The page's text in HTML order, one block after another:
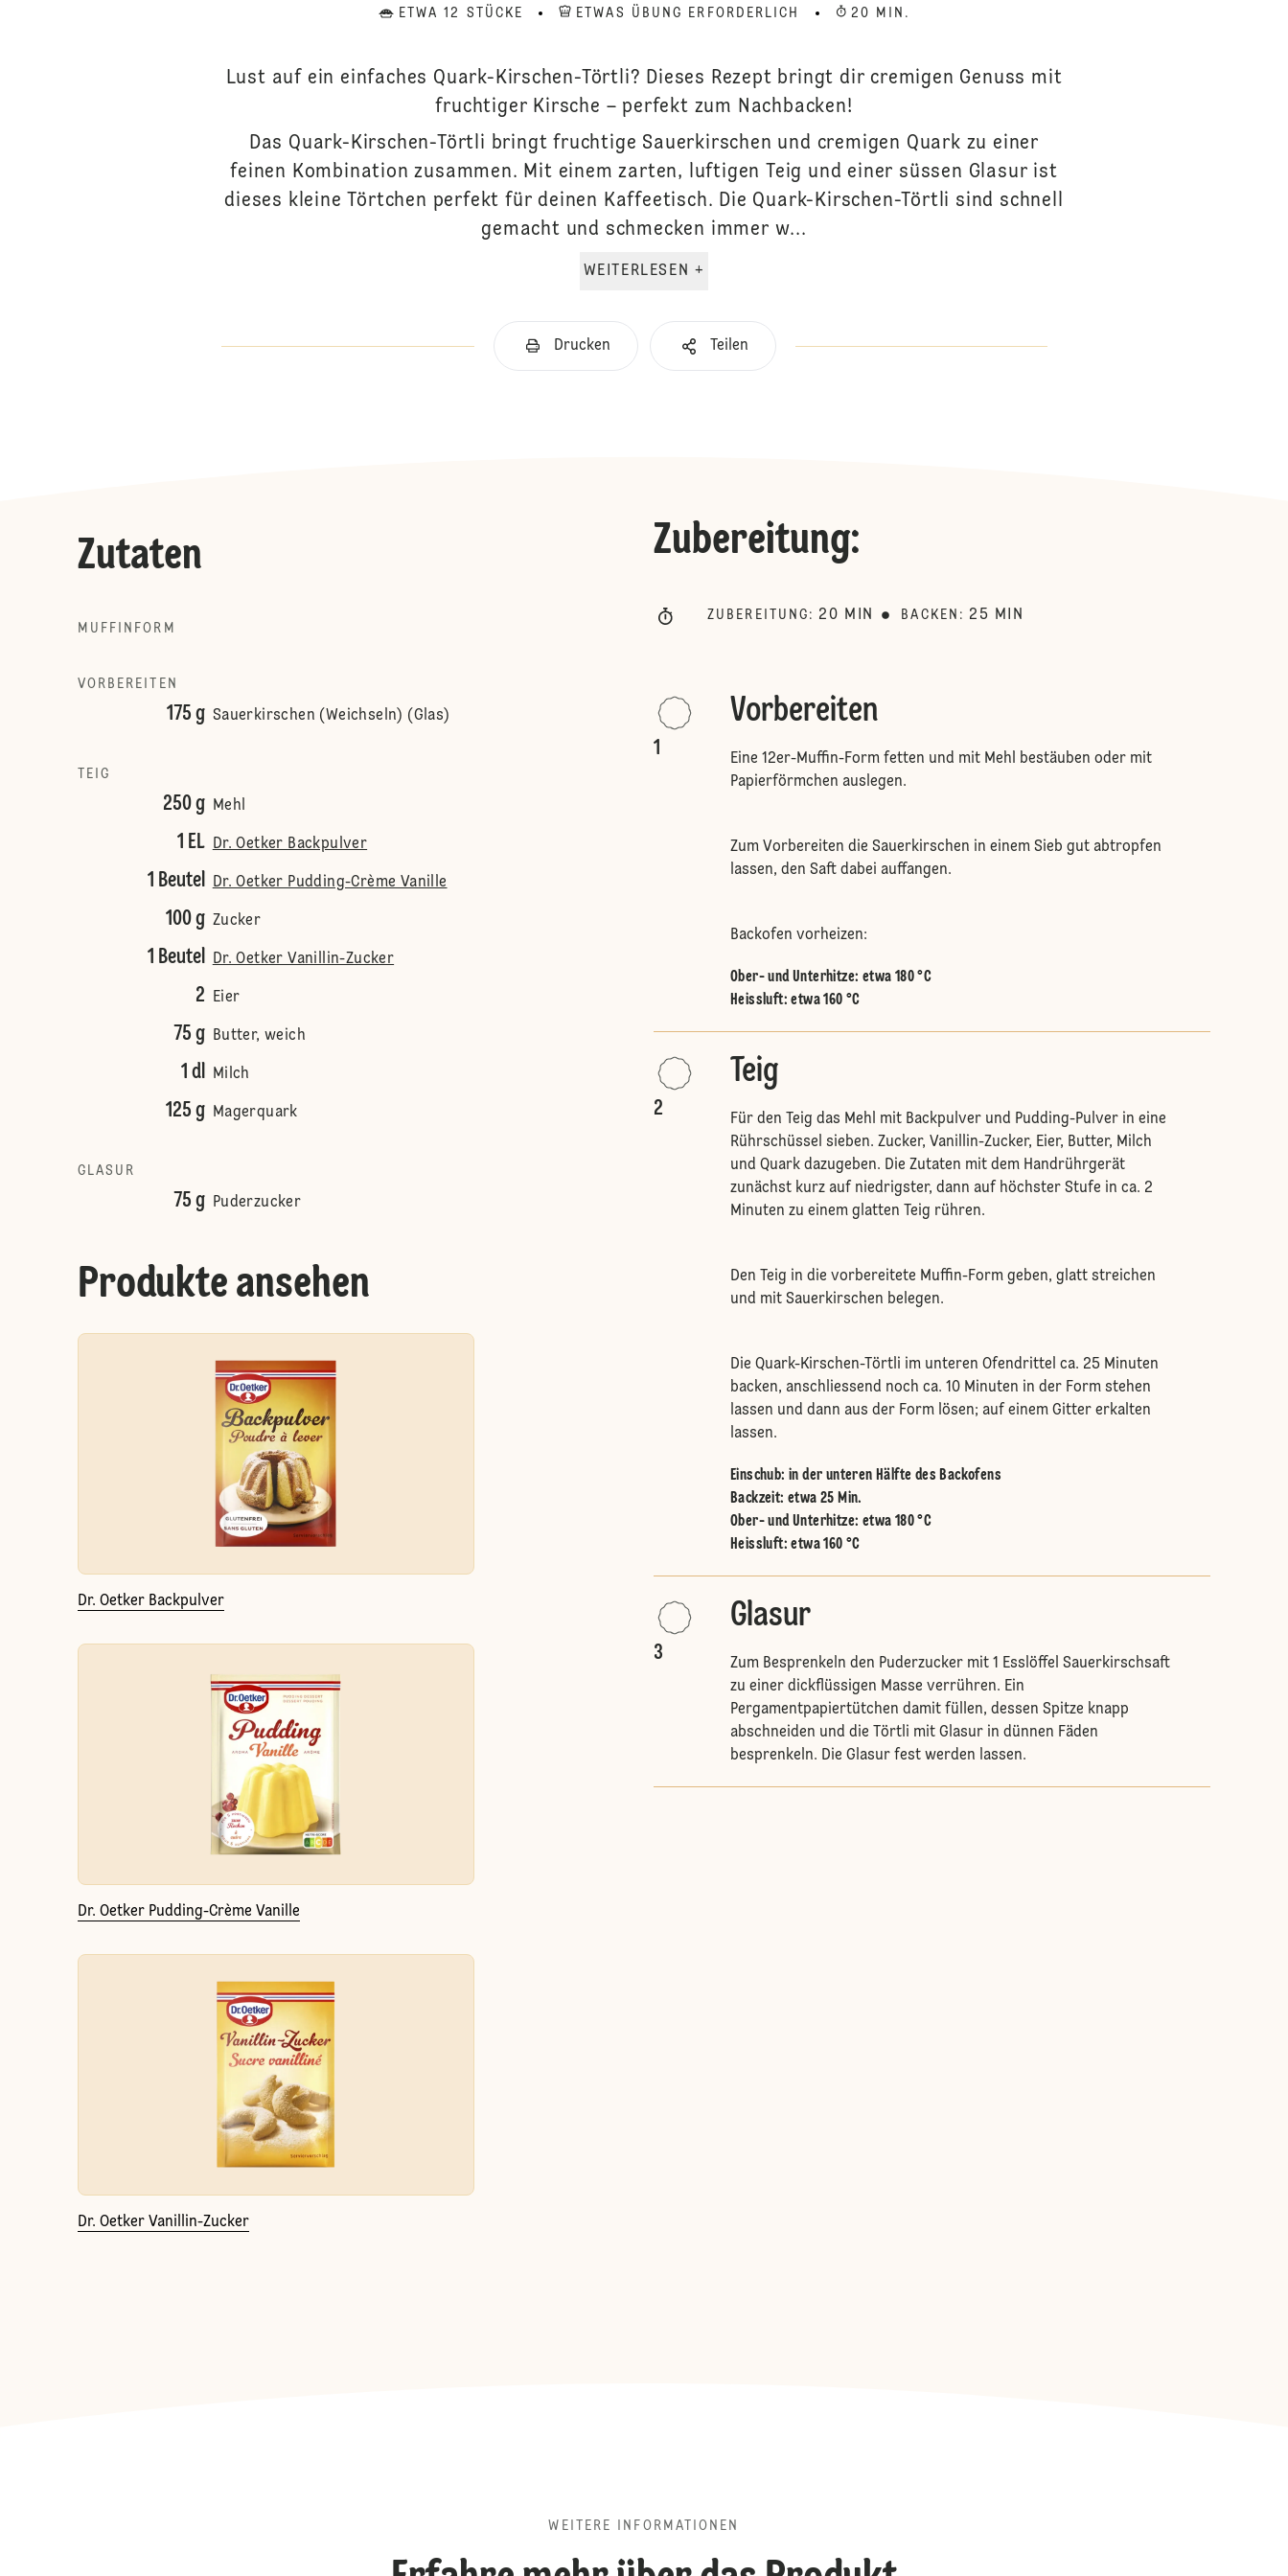
ETWA 12 STÜCKE ETWAS ÜBUNG ERFORDERLICH 20 MIN.
Lust auf ein einfaches Quark-Kirschen-Törtli? Dieses Rezept bringt dir cremigen Genuss mit
fruchtiger Kirsche – perfekt zum Nachbacken!
Das Quark-Kirschen-Törtli bringt fruchtige Sauerkirschen und cremigen Quark zu einer
feinen Kombination zusammen. Mit einem zarten, luftigen Teig und einer süssen Glasur ist
dieses kleine Törtchen perfekt für deinen Kaffeetisch. Die Quark-Kirschen-Törtli sind schnell
gemacht und schmecken immer w...
WEITERLESEN +
Drucken Teilen
Zutaten
MUFFINFORM
VORBEREITEN
175 g Sauerkirschen (Weichseln) (Glas)
TEIG
250 g Mehl
1 EL Dr. Oetker Backpulver
1 Beutel Dr. Oetker Pudding-Crème Vanille
100 g Zucker
1 Beutel Dr. Oetker Vanillin-Zucker
2 Eier
75 g Butter, weich
1 dl Milch
125 g Magerquark
GLASUR
75 g Puderzucker
Produkte ansehen
Dr. Oetker Backpulver
Dr. Oetker Pudding-Crème Vanille
Dr. Oetker Vanillin-Zucker
Zubereitung:
ZUBEREITUNG : 20 MIN BACKEN : 25 MIN
1
Vorbereiten
Eine 12er-Muffin-Form fetten und mit Mehl bestäuben oder mit
Papierförmchen auslegen.
Zum Vorbereiten die Sauerkirschen in einem Sieb gut abtropfen
lassen, den Saft dabei auffangen.
Backofen vorheizen:
Ober- und Unterhitze: etwa 180 °C
Heissluft: etwa 160 °C
2
Teig
Für den Teig das Mehl mit Backpulver und Pudding-Pulver in eine
Rührschüssel sieben. Zucker, Vanillin-Zucker, Eier, Butter, Milch
und Quark dazugeben. Die Zutaten mit dem Handrührgerät
zunächst kurz auf niedrigster, dann auf höchster Stufe in ca. 2
Minuten zu einem glatten Teig rühren.
Den Teig in die vorbereitete Muffin-Form geben, glatt streichen
und mit Sauerkirschen belegen.
Die Quark-Kirschen-Törtli im unteren Ofendrittel ca. 25 Minuten
backen, anschliessend noch ca. 10 Minuten in der Form stehen
lassen und dann aus der Form lösen; auf einem Gitter erkalten
lassen.
Einschub:in der unteren Hälfte des Backofens
Backzeit: etwa 25 Min.
Ober- und Unterhitze: etwa 180 °C
Heissluft: etwa 160 °C
3
Glasur
Zum Besprenkeln den Puderzucker mit 1 Esslöffel Sauerkirschsaft
zu einer dickflüssigen Masse verrühren. Ein
Pergamentpapiertütchen damit füllen, dessen Spitze knapp
abschneiden und die Törtli mit Glasur in dünnen Fäden
besprenkeln. Die Glasur fest werden lassen.
WEITERE INFORMATIONEN